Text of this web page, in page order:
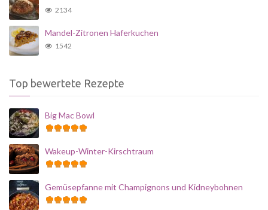
2134
Mandel-Zitronen Haferkuchen
1542
Top bewertete Rezepte
Big Mac Bowl
Wakeup-Winter-Kirschtraum
Gemüsepfanne mit Champignons und Kidneybohnen